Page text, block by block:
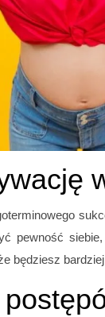
pewność
będziesz